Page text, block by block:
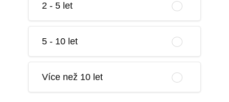
2 - 5 let
5 - 10 let
Více než 10 let